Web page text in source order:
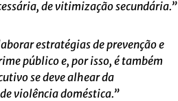
de vitimização secundária.”
estratégias de prevenção e
público e, por isso, é também
se deve alhear da
violência doméstica.”